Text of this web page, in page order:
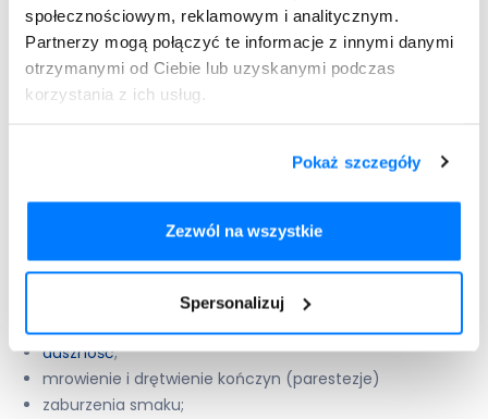
społecznościowym, reklamowym i analitycznym.
Partnerzy mogą połączyć te informacje z innymi danymi
otrzymanymi od Ciebie lub uzyskanymi podczas
korzystania z ich usług.
Pokaż szczegóły
Zezwól na wszystkie
Spersonalizuj
zakażenie drożdżakowe jamy ustnej;
nieżyt nosa;
obrzęk naczynioruchowy;
nadwrażliwość;
zaburzenia równowagi;
zaburzenia ucha;
uderzenia gorąca;
krwawienie z nosa;
duszność;
mrowienie i drętwienie kończyn (parestezje)
zaburzenia smaku;